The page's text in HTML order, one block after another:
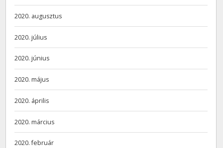
2020. augusztus
2020. július
2020. június
2020. május
2020. április
2020. március
2020. február